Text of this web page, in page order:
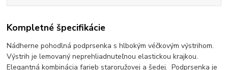
Kompletné špecifikácie
Nádherne pohodlná podprsenka s hlbokým véčkovým výstrihom.
Výstrih je lemovaný neprehliadnuteľnou elastickou krajkou.
Elegantná kombinácia farieb staroružovej a šedej. Podprsenka je